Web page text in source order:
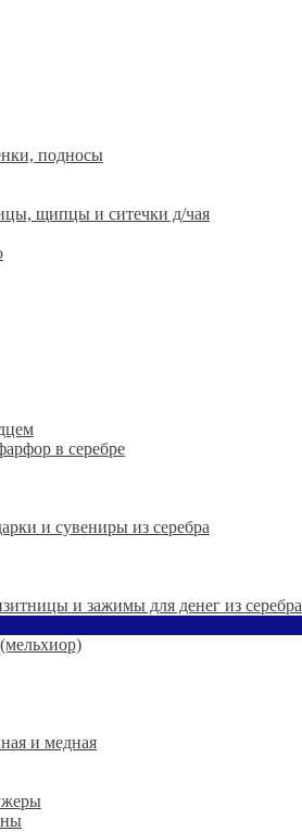
подносы
щипцы и ситечки д/чая
в серебре
и сувениры из серебра
и зажимы для денег из серебра
и медная